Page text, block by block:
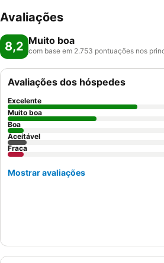
Avaliações
8,2 Muito boa
com base em 2.753 pontuações nos
Avaliações dos hóspedes
Excelente
Muito boa
Boa
Aceitável
Fraca
Mostrar avaliações